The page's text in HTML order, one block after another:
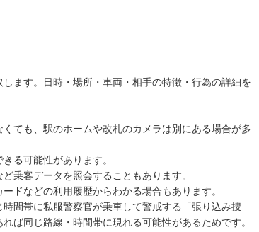
ます。日時・場所・車両・相手の特徴・行為の詳細を
ても、駅のホームや改札のカメラは別にある場合が多
る可能性があります。
乗客データを照会することもあります。
ドなどの利用履歴からわかる場合もあります。
間帯に私服警察官が乗車して警戒する「張り込み捜
ば同じ路線・時間帯に現れる可能性があるためです。